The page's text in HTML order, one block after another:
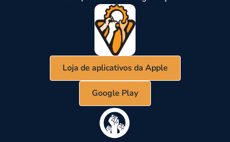
Loja de aplicativos da Apple
Google Play